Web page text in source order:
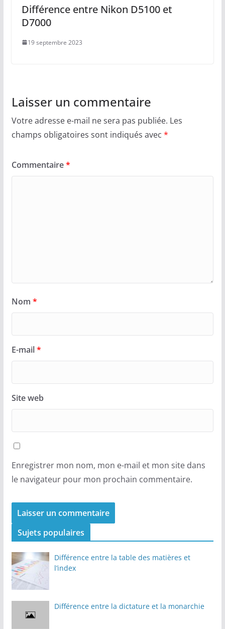
Différence entre Nikon D5100 et
D7000
19 septembre 2023
Laisser un commentaire
Votre adresse e-mail ne sera pas publiée. Les
champs obligatoires sont indiqués avec *
Commentaire*
Nom *
E-mail*
Site web
Enregistrer mon nom, mon e-mail et mon site dans
le navigateur pour mon prochain commentaire.
Sujets populaires
Différence entre la table des matières et
l’index
Différence entre la dictature et la monarchie